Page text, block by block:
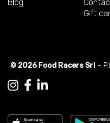
Blog
Gift
© 2026 Food Racers Srl -